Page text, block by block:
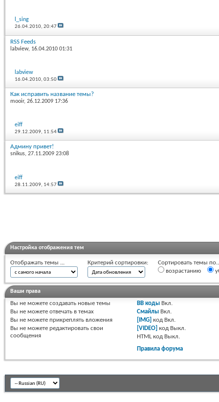
l_sing
26.04.2010,20:47
RSS Feeds
labview, 16.04.2010 01:31
labview
16.04.2010,03:50
Как исправить название темы?
mooir, 26.12.2009 17:36
eiff
29.12.2009, 11:54
Админу привет!
snikus, 27.11.2009 23:08
eiff
28.11.2009, 14:57
Настройка отображения тем
Отображать темы ... Критерий сортировки:
Сортировать темы
возрастанию
Ваши права
Вы не можете создавать новые темы
Вы не можете отвечать в темах
Вы не можете прикреплять вложения
Вы не можете редактировать свои
сообщения
BB коды Вкл.
Смайлы Вкл.
[IMG] код Вкл.
[VIDEO] код Выкл.
HTML код Выкл.
Правила форума